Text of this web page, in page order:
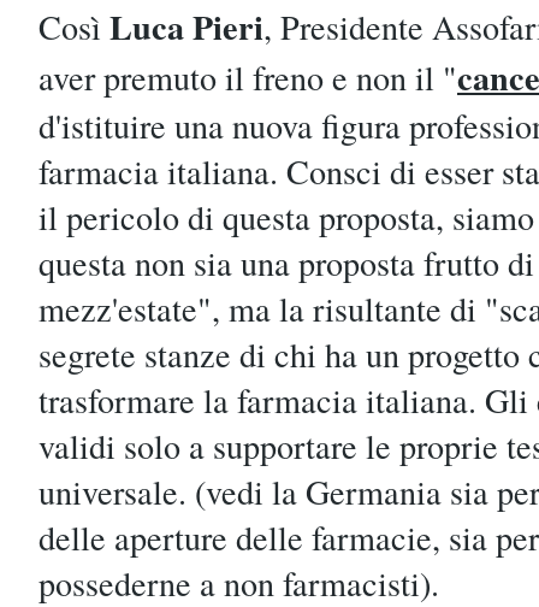
Così Luca Pieri, Presidente
aver premuto il freno e non il "
d'istituire una nuova figura
farmacia italiana. Consci di esser
il pericolo di questa proposta,
questa non sia una proposta frutto
mezz'estate", ma la risultante di
segrete stanze di chi ha un progetto
trasformare la farmacia italiana. Gli
validi solo a supportare le proprie
universale. (vedi la Germania sia
delle aperture delle farmacie, sia
possederne a non farmacisti).